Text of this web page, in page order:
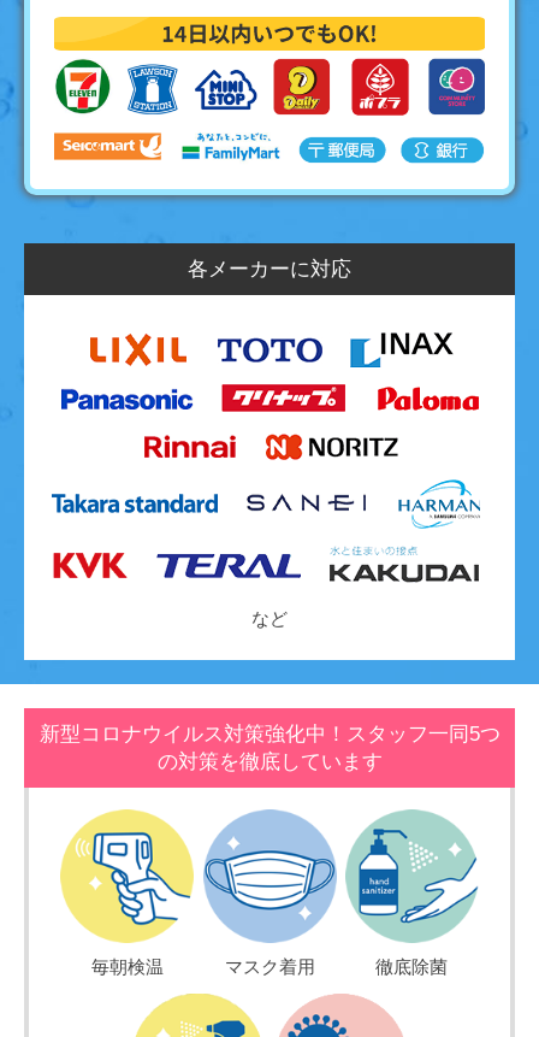
各メーカーに対応
など
新型コロナウイルス対策強化中！スタッフ一同5つ
の対策を徹底しています
毎朝検温 マスク着用 徹底除菌